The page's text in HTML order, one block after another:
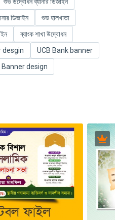
ডিজাইন
শুভ হালখাতা
ব্যাংক শাখা উদ্বোধন
desgin
UCB Bank banner
design